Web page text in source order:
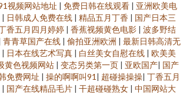
视频网站地址 | 免费日韩在线观看 | 亚洲欧美电
| 日韩成人免费在线 | 精品五月丁香 | 国产日本三
香五月四月婷婷 | 香蕉视频黄色电影 | 波多野结
青青草国产在线 | 偷拍亚洲欧洲 | 最新日韩高清无
| 日本在线艺术写真 | 白丝美女自慰在线 | 欧美美
黄色视频网站 | 变态另类第一页 | 亚欧国产| 国产
免费网址 | 操的啊啊叫91 | 超碰操操操| 丁香五月
| 国产在线精品毛片 | 干超碰碰熟女 | 中国网站大